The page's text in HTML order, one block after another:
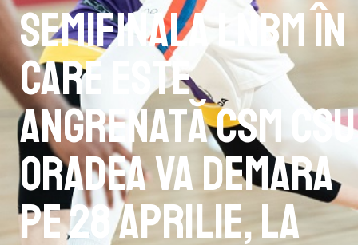
Semifinala LNBM în
care este
angrenată CSM CSU
Oradea va demara
pe 28 Aprilie, la